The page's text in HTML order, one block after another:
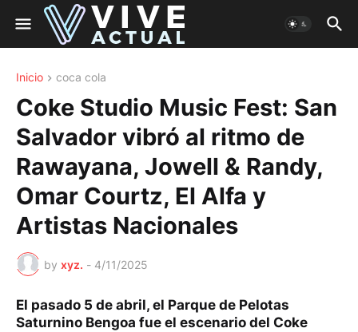
Inicio coca cola
Coke Studio Music Fest: San
Salvador vibró al ritmo de
Rawayana, Jowell & Randy,
Omar Courtz, El Alfa y
Artistas Nacionales
by xyz. - 4/11/2025
El pasado 5 de abril, el Parque de Pelotas
Saturnino Bengoa fue el escenario del Coke